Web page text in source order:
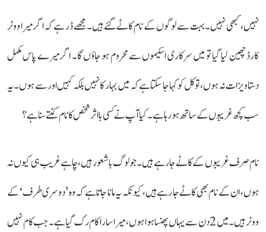
نہیں، کبھی نہیں۔ بہت سے لوگوں کے نام کاٹے گئے ہیں۔ مجھے ڈر ہے کہ اگر میرا ووٹر
کارڈ چھین لیا گیا تو میں سرکاری اسکیموں سے محروم ہو جاؤں گا۔ اگر میرے پاس مکمل
دستاویزات نہ ہوں، تو کل کو کہا جا سکتا ہے کہ میں بہار کا نہیں بلکہ کہیں اور سے ہوں۔ یہ
سب کچھ غریبوں کے ساتھ ہو رہا ہے۔ کیا آپ نے کسی بااثر شخص کا نام کٹتے سنا ہے؟
نام صرف غریبوں کے کاٹے جا رہے ہیں۔ جو لوگ باشعور ہیں، چاہے غریب ہی کیوں نہ
ہوں، ان کے نام بھی کاٹے جا رہے ہیں، کیونکہ یہ مانا جاتا ہے کہ وہ ’دوسری طرف‘ کے
ووٹر ہیں۔ میں 2 دن سے یہاں پھنسا ہوا ہوں، میرا سارا کام رک گیا ہے۔ جب کام نہیں